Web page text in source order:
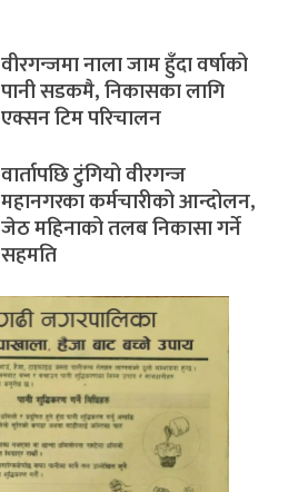
वीरगन्जमा नाला जाम हुँदा वर्षाको
पानी सडकमै, निकासका लागि
एक्सन टिम परिचालन
वार्तापछि टुंगियो वीरगन्ज
महानगरका कर्मचारीको आन्दोलन,
जेठ महिनाको तलब निकासा गर्ने
सहमति